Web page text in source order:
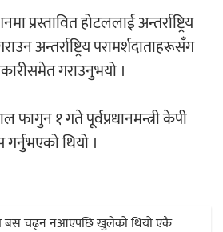
प्रस्तावित होटललाई अन्तर्राष्ट्रिय
अन्तर्राष्ट्रिय परामर्शदाताहरूसँग
गराउनुभयो ।
१ गते पूर्वप्रधानमन्त्री केपी
थियो ।
चढ्न नआएपछि खुलेको थियो एकै